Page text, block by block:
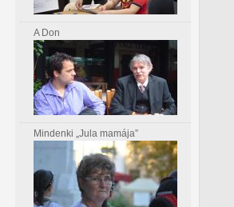
A Don
Mindenki „Jula mamája”